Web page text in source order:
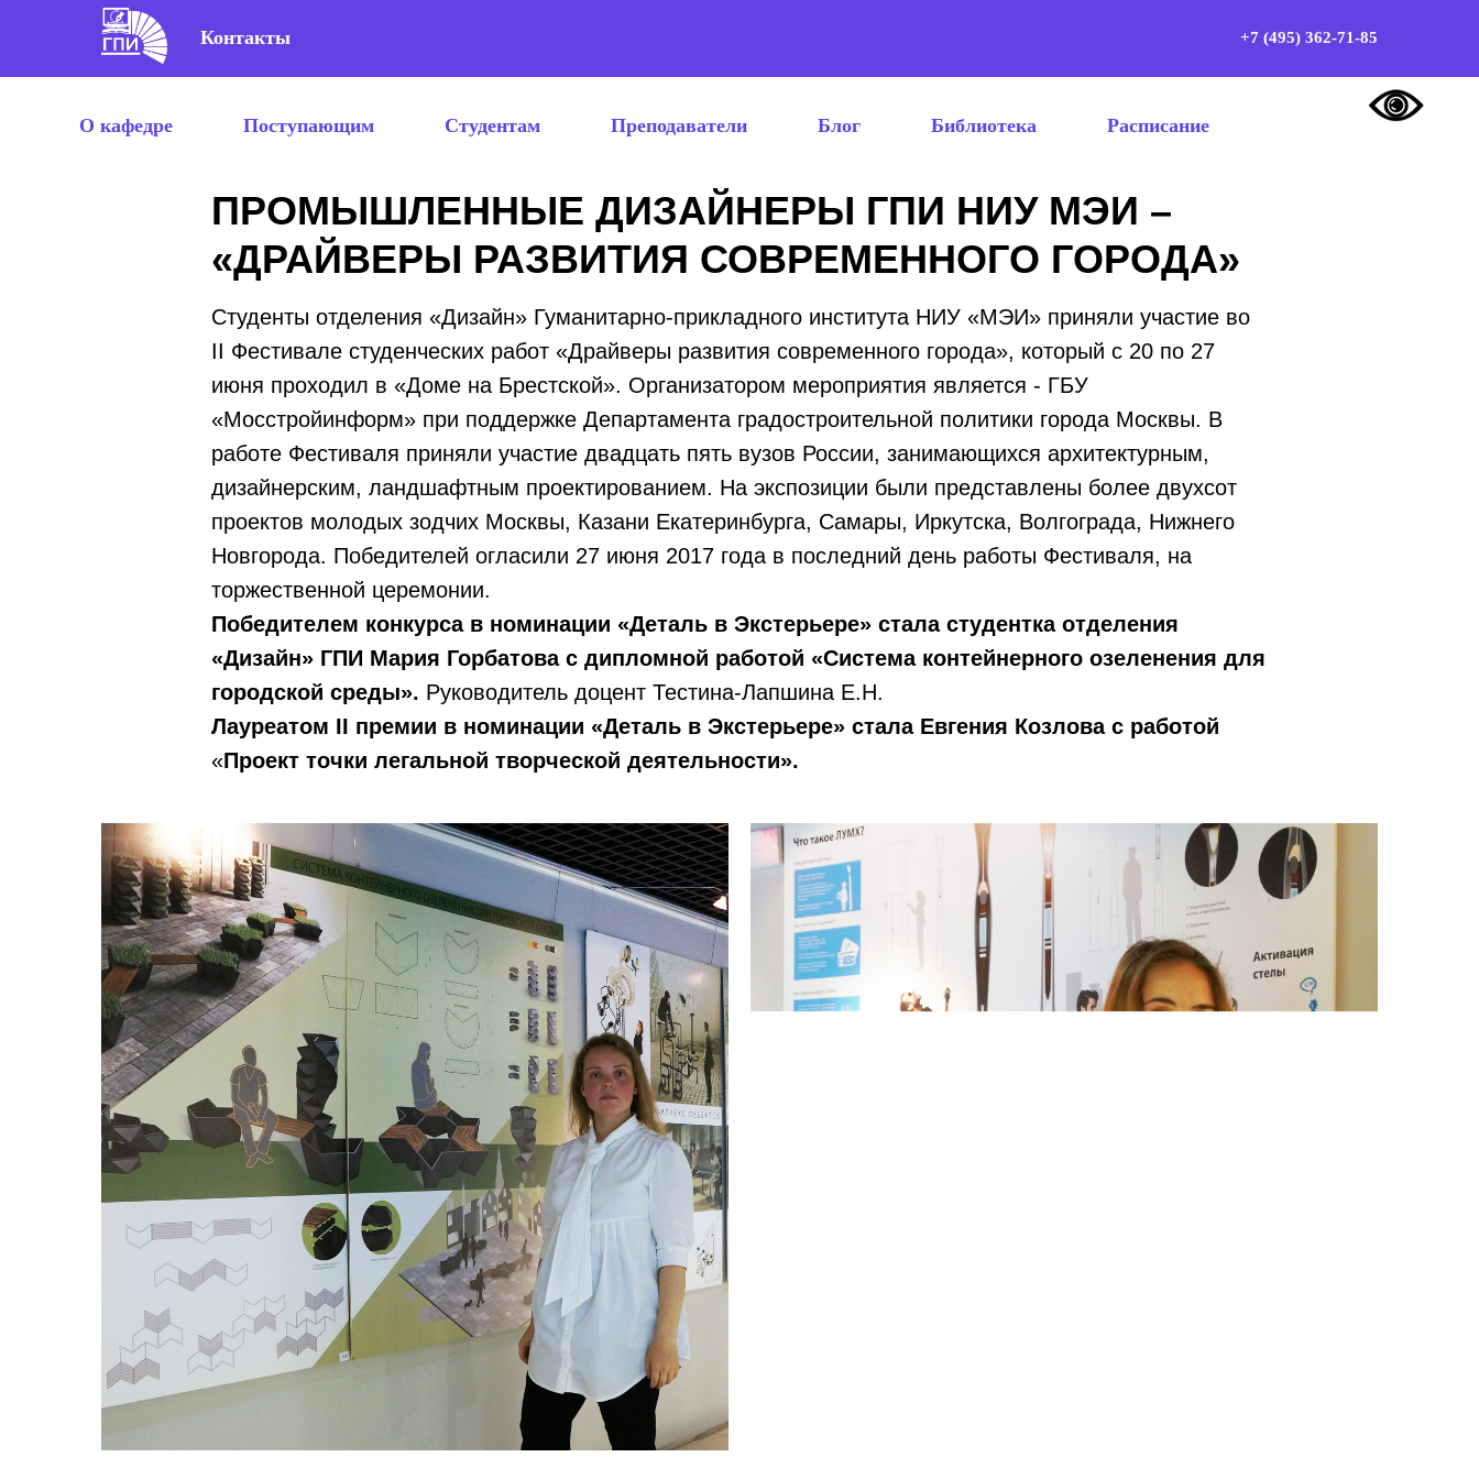
Контакты +7 (495) 362-71-85
О кафедре Поступающим Студентам Преподаватели Блог Библиотека Расписание
ПРОМЫШЛЕННЫЕ ДИЗАЙНЕРЫ ГПИ НИУ МЭИ –
«ДРАЙВЕРЫ РАЗВИТИЯ СОВРЕМЕННОГО ГОРОДА»
Студенты отделения «Дизайн» Гуманитарно-прикладного института НИУ «МЭИ» приняли участие во
II Фестивале студенческих работ «Драйверы развития современного города», который с 20 по 27
июня проходил в «Доме на Брестской». Организатором мероприятия является - ГБУ
«Мосстройинформ» при поддержке Департамента градостроительной политики города Москвы. В
работе Фестиваля приняли участие двадцать пять вузов России, занимающихся архитектурным,
дизайнерским, ландшафтным проектированием. На экспозиции были представлены более двухсот
проектов молодых зодчих Москвы, Казани Екатеринбурга, Самары, Иркутска, Волгограда, Нижнего
Новгорода. Победителей огласили 27 июня 2017 года в последний день работы Фестиваля, на
торжественной церемонии.
Победителем конкурса в номинации «Деталь в Экстерьере» стала студентка отделения
«Дизайн» ГПИ Мария Горбатова с дипломной работой «Система контейнерного озеленения для
городской среды». Руководитель доцент Тестина-Лапшина Е.Н.
Лауреатом II премии в номинации «Деталь в Экстерьере» стала Евгения Козлова с работой
«Проект точки легальной творческой деятельности».